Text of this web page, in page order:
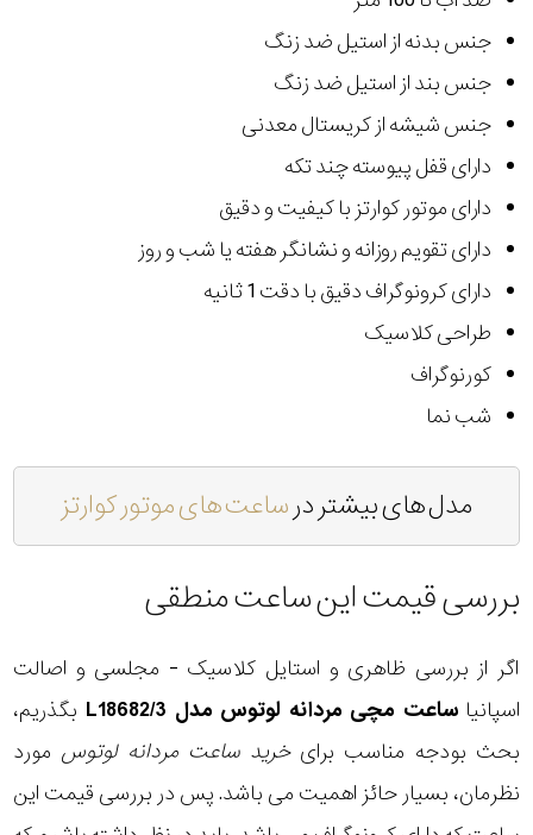
جنس بدنه از استیل ضد زنگ
جنس بند از استیل ضد زنگ
جنس شیشه از کریستال معدنی
دارای قفل پیوسته چند تکه
دارای موتور کوارتز با کیفیت و دقیق
دارای تقویم روزانه و نشانگر هفته یا شب و روز
دارای کرونوگراف دقیق با دقت 1 ثانیه
طراحی کلاسیک
کورنوگراف
شب نما
مدل های بیشتر درساعت های موتور کوارتز
بررسی قیمت این ساعت منطقی
اگر از بررسی ظاهری و استایل کلاسیک - مجلسی و اصالت
اسپانیا ساعت مچی مردانه لوتوس مدل L18682/3
بگذریم،
بحث بودجه مناسب برایخرید ساعت مردانه لوتوس مورد
نظرمان، بسیار حائز اهمیت می باشد. پس در بررسی قیمت این